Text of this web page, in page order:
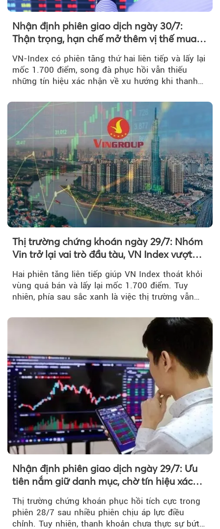
Nhận định phiên giao dịch ngày 30/7:
Thận trọng, hạn chế mở thêm vị thế mua
VN-Index có phiên tăng thứ hai liên tiếp và lấy lại
mốc 1.700 điểm, song đà phục hồi vẫn thiếu
những tín hiệu xác nhận về xu hướng khi thanh
Thị trường chứng khoán ngày 29/7: Nhóm
Vin trở lại vai trò đầu tàu, VN Index vượt
Hai phiên tăng liên tiếp giúp VN Index thoát khỏi
vùng quá bán và lấy lại mốc 1.700 điểm. Tuy
nhiên, phía sau sắc xanh là việc thị trường vẫn
tiền vẫn chưa thực sự trở lại.
Nhận định phiên giao dịch ngày 29/7: Ưu
tiên nắm giữ danh mục, chờ tín hiệu xác
Thị trường chứng khoán phục hồi tích cực trong
phiên 28/7 sau nhiều phiên chịu áp lực điều
chỉnh. Tuy nhiên, thanh khoản chưa thực sự bứt